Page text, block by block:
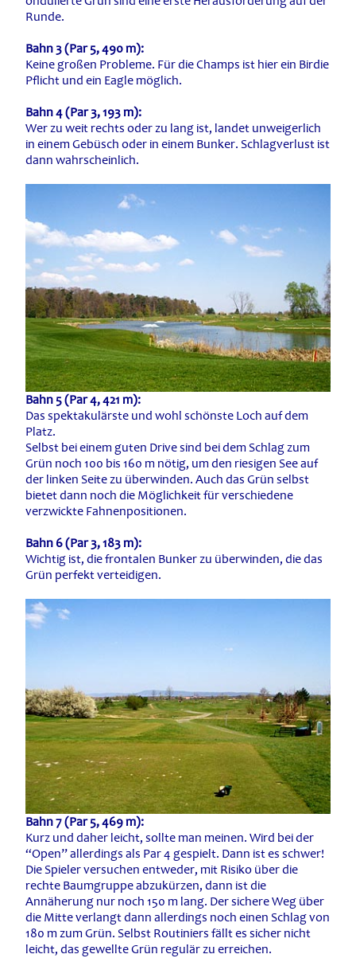
Runde.
Bahn 3 (Par 5, 490 m):
Keine großen Probleme. Für die Champs ist hier ein Birdie
Pflicht und ein Eagle möglich.
Bahn 4 (Par 3, 193 m):
Wer zu weit rechts oder zu lang ist, landet unweigerlich
in einem Gebüsch oder in einem Bunker. Schlagverlust ist
dann wahrscheinlich.
Bahn 5 (Par 4, 421 m):
Das spektakulärste und wohl schönste Loch auf dem
Platz.
Selbst bei einem guten Drive sind bei dem Schlag zum
Grün noch 100 bis 160 m nötig, um den riesigen See auf
der linken Seite zu überwinden. Auch das Grün selbst
bietet dann noch die Möglichkeit für verschiedene
verzwickte Fahnenpositionen.
Bahn 6 (Par 3, 183 m):
Wichtig ist, die frontalen Bunker zu überwinden, die das
Grün perfekt verteidigen.
Bahn 7 (Par 5, 469 m):
Kurz und daher leicht, sollte man meinen. Wird bei der
“Open” allerdings als Par 4 gespielt. Dann ist es schwer!
Die Spieler versuchen entweder, mit Risiko über die
rechte Baumgruppe abzukürzen, dann ist die
Annäherung nur noch 150 m lang. Der sichere Weg über
die Mitte verlangt dann allerdings noch einen Schlag von
180 m zum Grün. Selbst Routiniers fällt es sicher nicht
leicht, das gewellte Grün regulär zu erreichen.